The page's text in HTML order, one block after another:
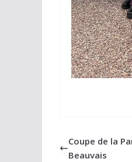
Coupe de la
Beauvais